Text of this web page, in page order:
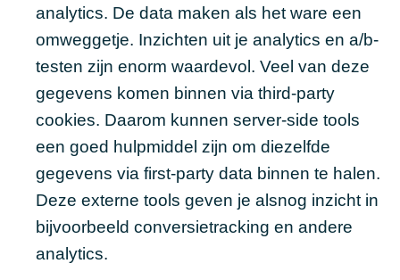
analytics. De data maken als het ware een
omweggetje. Inzichten uit je analytics en a/b-
testen zijn enorm waardevol. Veel van deze
gegevens komen binnen via third-party
cookies. Daarom kunnen server-side tools
een goed hulpmiddel zijn om diezelfde
gegevens via first-party data binnen te halen.
Deze externe tools geven je alsnog inzicht in
bijvoorbeeld conversietracking en andere
analytics.